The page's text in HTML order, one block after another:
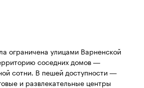
ограничена улицами Варненской
соседних домов —
сотни. В пешей доступности —
и развлекательные центры